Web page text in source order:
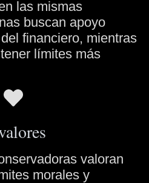
las mismas
buscan apoyo
financiero, mientras
límites más
valoran
morales y